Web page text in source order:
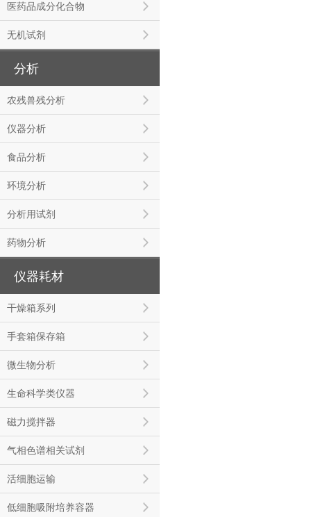
医药品成分化合物
无机试剂
分析
农残兽残分析
仪器分析
食品分析
环境分析
分析用试剂
药物分析
仪器耗材
干燥箱系列
手套箱保存箱
微生物分析
生命科学类仪器
磁力搅拌器
气相色谱相关试剂
活细胞运输
低细胞吸附培养容器